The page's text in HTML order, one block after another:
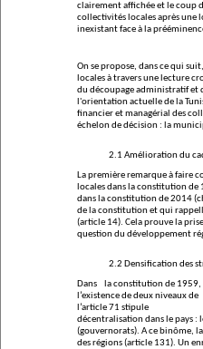
clairement affichée et le coup
collectivités locales après
inexistant face à la
On se propose, dans ce qui
locales à travers une lecture
du découpage administratif et
l'orientation actuelle de la
financier et managérial des
échelon de décision : la
2.1 Amélioration du
La première remarque à faire
locales dans la constitution
dans la constitution de 2014
de la constitution et qui
(article 14). Cela prouve la
question du développement
2.2 Densification des
la constitution de 1959,
Dans
l’existence de deux niveaux de
l’article 71 stipule
décentralisation dans le pays :
(gouvernorats). A ce binôme,
des régions (article 131). Un